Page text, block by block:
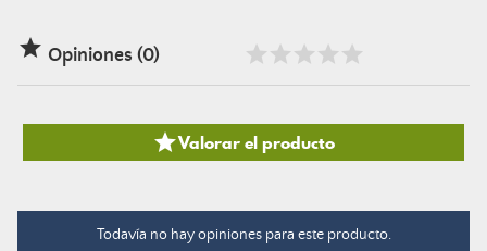
 Opiniones (0)
Valorar el producto
Todavía no hay opiniones para este producto.